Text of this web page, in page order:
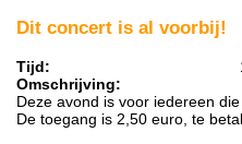
Dit concert is al voorbij!
Tijd:
Omschrijving:
Deze avond is voor iedereen
De toegang is 2,50 euro, te